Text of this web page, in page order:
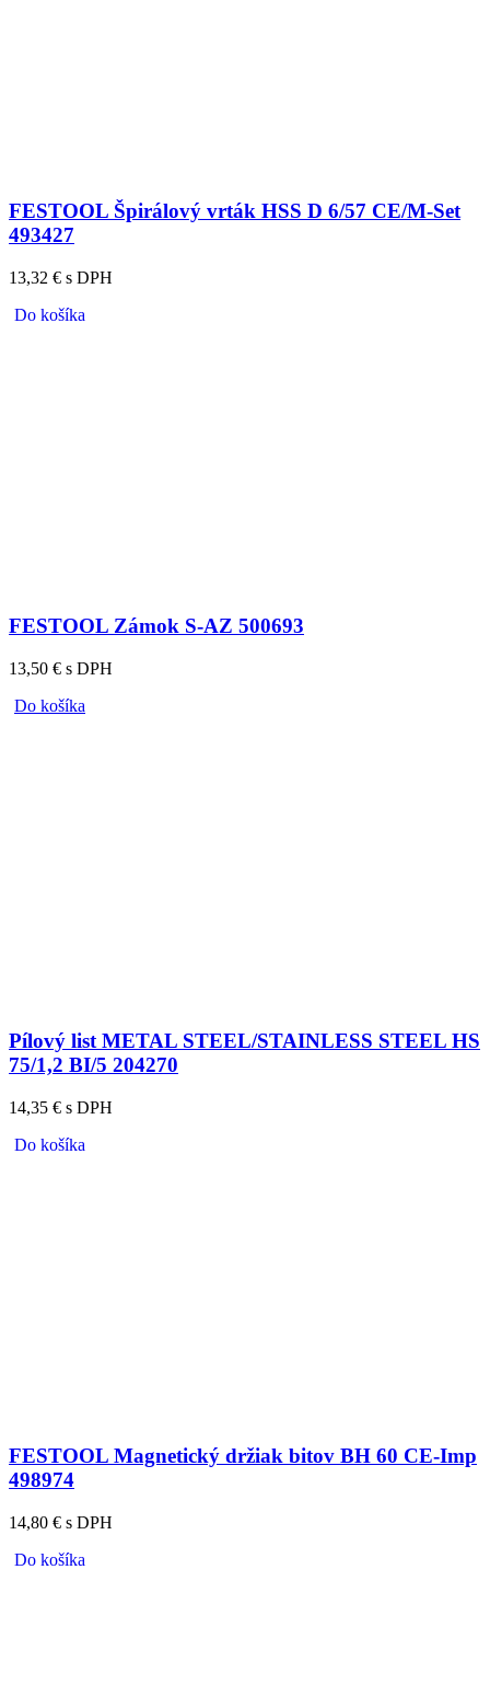
FESTOOL Špirálový vrták HSS D 6/57 CE/M-Set
493427
13,32 € s DPH
Do košíka
FESTOOL Zámok S-AZ 500693
13,50 € s DPH
Do košíka
Pílový list METAL STEEL/STAINLESS STEEL HS
75/1,2 BI/5 204270
14,35 € s DPH
Do košíka
FESTOOL Magnetický držiak bitov BH 60 CE-Imp
498974
14,80 € s DPH
Do košíka